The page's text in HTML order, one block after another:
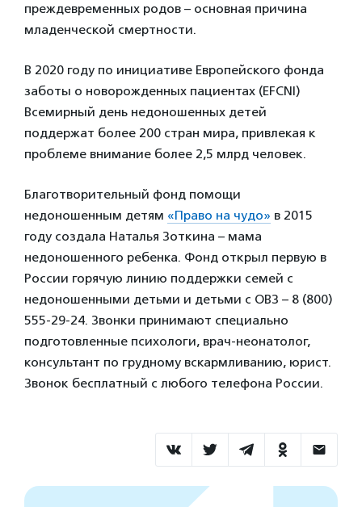
преждевременных родов – основная причина
младенческой смертности.
В 2020 году по инициативе Европейского фонда
заботы о новорожденных пациентах (EFCNI)
Всемирный день недоношенных детей
поддержат более 200 стран мира, привлекая к
проблеме внимание более 2,5 млрд человек.
Благотворительный фонд помощи
недоношенным детям «Право на чудо» в 2015
году создала Наталья Зоткина – мама
недоношенного ребенка. Фонд открыл первую в
России горячую линию поддержки семей с
недоношенными детьми и детьми с ОВЗ – 8 (800)
555-29-24. Звонки принимают специально
подготовленные психологи, врач-неонатолог,
консультант по грудному вскармливанию, юрист.
Звонок бесплатный с любого телефона России.